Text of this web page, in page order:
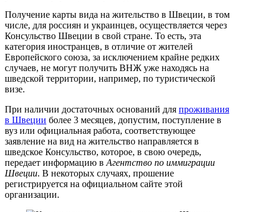
Получение карты вида на жительство в Швеции, в том
числе, для россиян и украинцев, осуществляется через
Консульство Швеции в свой стране. То есть, эта
категория иностранцев, в отличие от жителей
Европейского союза, за исключением крайне редких
случаев, не могут получить ВНЖ уже находясь на
шведской территории, например, по туристической
визе.
При наличии достаточных оснований для проживания
в Швеции более 3 месяцев, допустим, поступление в
вуз или официальная работа, соответствующее
заявление на вид на жительство направляется в
шведское Консульство, которое, в свою очередь,
передает информацию в Агентство по иммиграции
Швеции. В некоторых случаях, прошение
регистрируется на официальном сайте этой
организации.